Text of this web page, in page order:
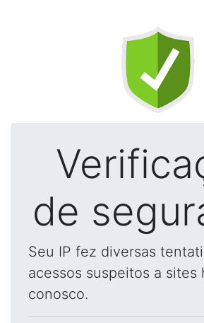
de
Seu IP fez diversas
acessos suspeitos a sites
conosco.